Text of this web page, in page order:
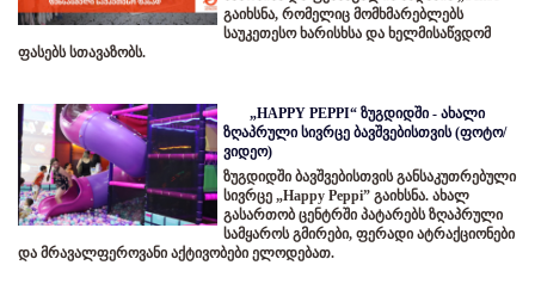
გაიხსნა, რომელიც მომხმარებლებს
საუკეთესო ხარისხსა და ხელმისაწვდომ
ფასებს სთავაზობს.
„HAPPY PEPPI“ ზუგდიდში - ახალი
ზღაპრული სივრცე ბავშვებისთვის (ფოტო/
ვიდეო)
ზუგდიდში ბავშვებისთვის განსაკუთრებული
სივრცე „Happy Peppi” გაიხსნა. ახალ
გასართობ ცენტრში პატარებს ზღაპრული
სამყაროს გმირები, ფერადი ატრაქციონები
და მრავალფეროვანი აქტივობები ელოდებათ.